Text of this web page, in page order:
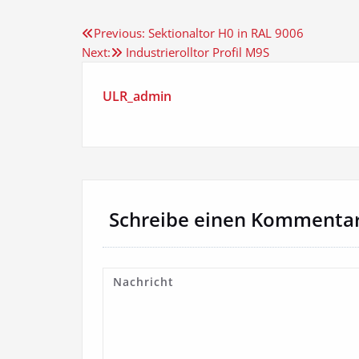
Beitragsnavigation
Previous: Sektionaltor H0 in RAL 9006
Next:
Industrierolltor Profil M9S
ULR_admin
Schreibe einen